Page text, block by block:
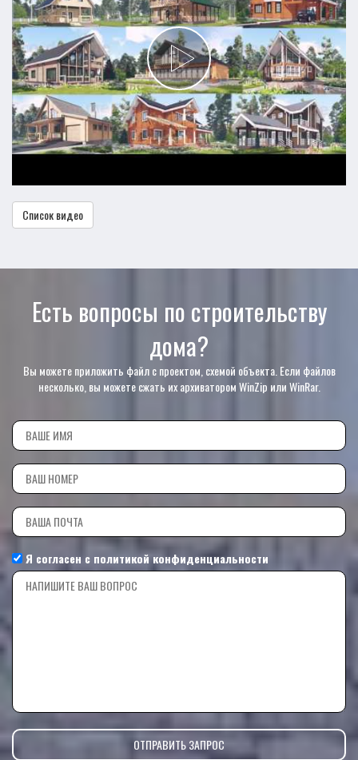
Список видео
Есть вопросы по строительству
дома?
Вы можете приложить файл с проектом, схемой объекта. Если файлов
несколько, вы можете сжать их архиватором WinZip или WinRar.
Я согласен с политикой конфиденциальности